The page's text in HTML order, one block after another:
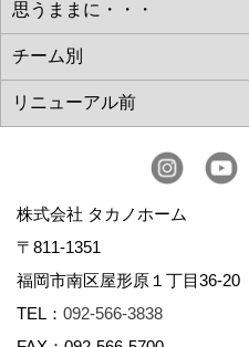
株式会社 タカノホーム
〒811-1351
福岡市南区屋形原１丁目36-20
TEL： 092-566-3838